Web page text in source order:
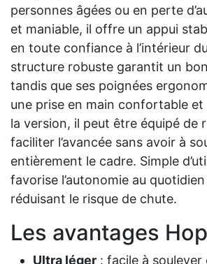
personnes âgées ou en perte
et maniable, il offre un appui
en toute confiance à l’intérieur
structure robuste garantit un
tandis que ses poignées
une prise en main confortable et
la version, il peut être équipé de
faciliter l’avancée sans avoir à
entièrement le cadre. Simple
favorise l’autonomie au
réduisant le risque de chute.
Les avantages
Ultra léger : facile à